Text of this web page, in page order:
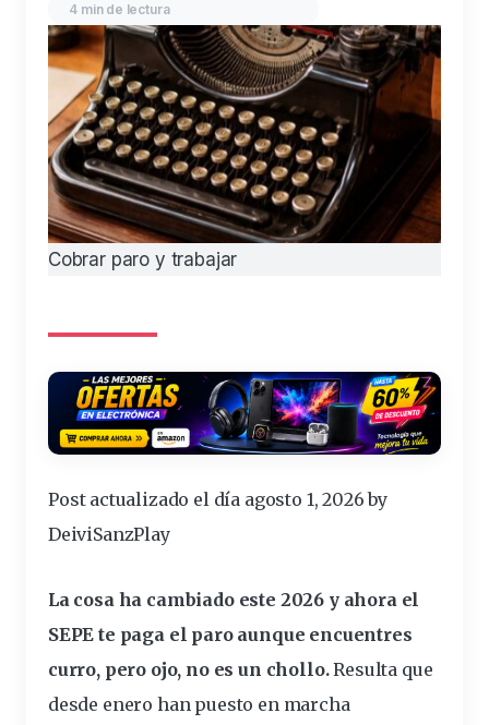
4 min de lectura
Cobrar paro y trabajar
Post actualizado el día agosto 1, 2026 by
DeiviSanzPlay
La cosa ha cambiadoeste 2026 y ahora el
SEPE te paga el paroaunque encuentres
curro, pero ojo, no es un chollo.Resulta que
desde enero han puesto en marcha